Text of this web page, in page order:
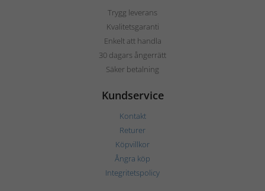
Trygg leverans
Kvalitetsgaranti
Enkelt att handla
30 dagars ångerrätt
Säker betalning
Kundservice
Kontakt
Returer
Köpvillkor
Ångra köp
Integritetspolicy